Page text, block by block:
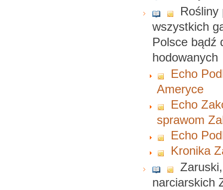
Rośliny
wszystkich
Polsce bądź
hodowanych
Echo
Ameryce
Echo
sprawom
Echo
Kronika
narciarskich